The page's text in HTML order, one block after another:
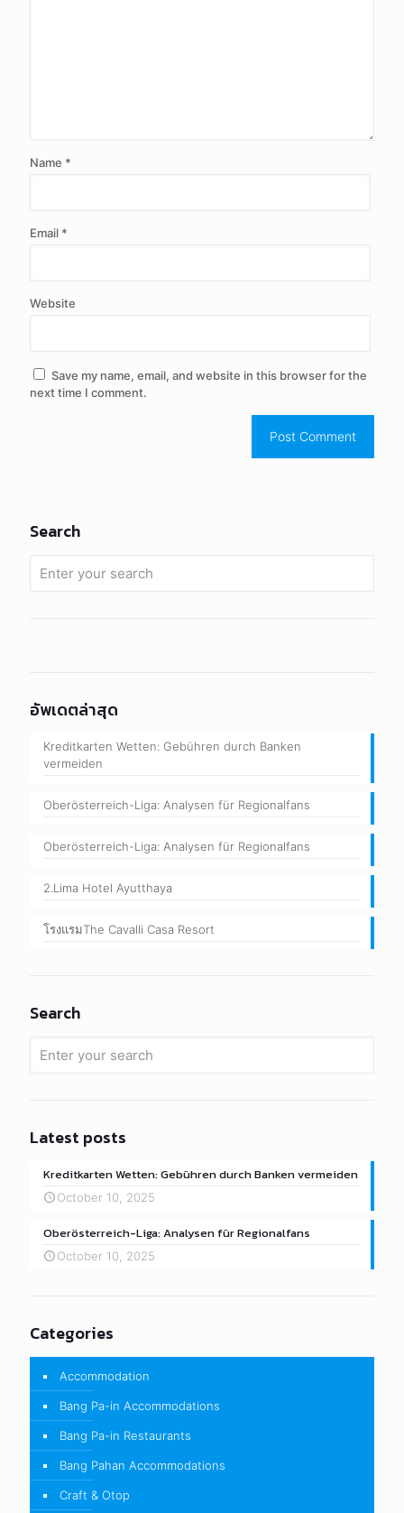
Name *
Email *
Website
Save my name, email, and website in this browser for the
next time I comment.
Search
อัพเดตล่าสุด
Kreditkarten Wetten: Gebühren durch Banken
vermeiden
Oberösterreich-Liga: Analysen für Regionalfans
Oberösterreich-Liga: Analysen für Regionalfans
2.Lima Hotel Ayutthaya
โรงแรมThe Cavalli Casa Resort
Search
Latest posts
Kreditkarten Wetten: Gebühren durch Banken vermeiden
October 10, 2025
Oberösterreich-Liga: Analysen für Regionalfans
October 10, 2025
Categories
Accommodation
Bang Pa-in Accommodations
Bang Pa-in Restaurants
Bang Pahan Accommodations
Craft & Otop